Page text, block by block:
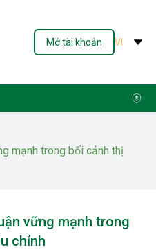
Mở tài khoản VI
mạnh trong bối cảnh thị
vững mạnh trong
chỉnh